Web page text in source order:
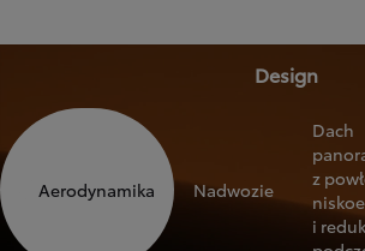
Design
Aerodynamika Nadwozie
Dach
z
i